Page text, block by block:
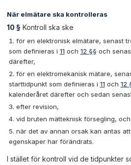
När elmätare ska kontrolleras
10 § Kontroll ska ske
för en elektronisk elmätare, senast
som definieras i 11 och 12 §§ och
därefter,
för en elektromekanisk mätare,
starttidpunkt som definieras i 11 och 12
kalenderåret därefter och sedan
efter revision,
vid bruten mätteknisk försegling, och
när det av annan orsak kan antas
egenskaper har förändrats.
I stället för kontroll vid de tidpunkter